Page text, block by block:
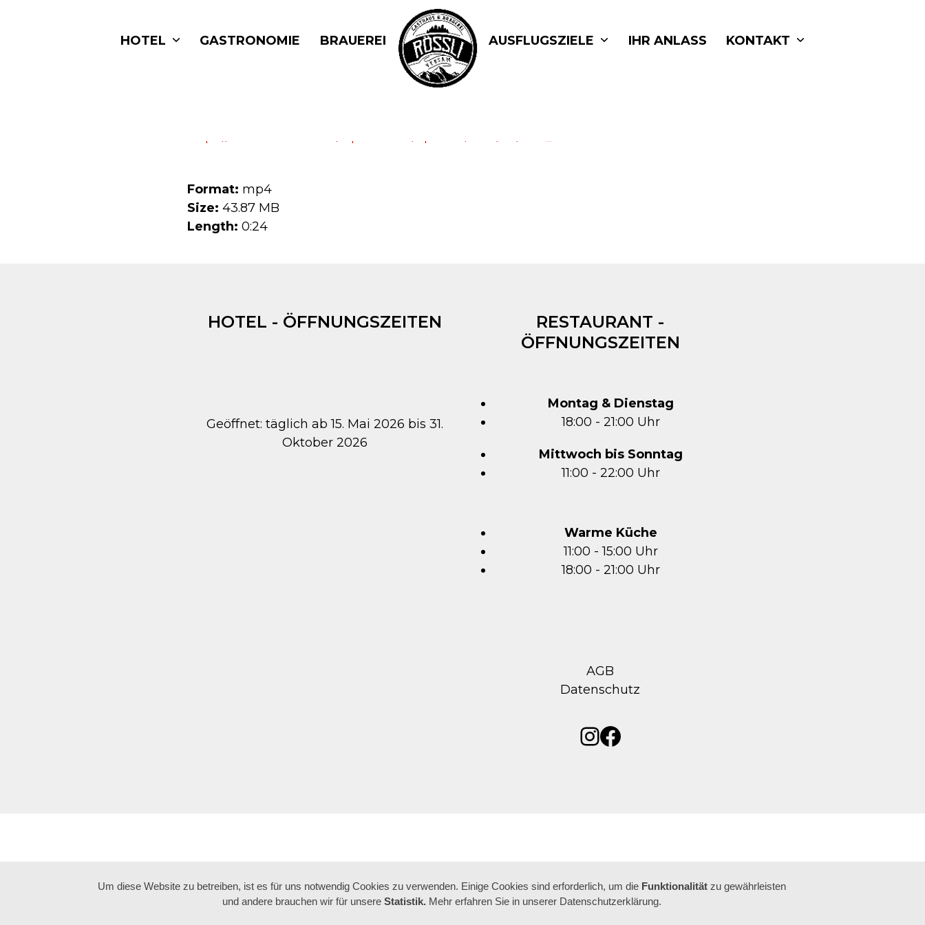
HOTEL GASTRONOMIE BRAUEREI AUSFLUGSZIELE IHR ANLASS KONTAKT
Format: mp4
Size: 43.87 MB
Length: 0:24
HOTEL - ÖFFNUNGSZEITEN
Geöffnet: täglich ab 15. Mai 2026 bis 31.
Oktober 2026
RESTAURANT -
ÖFFNUNGSZEITEN
Montag & Dienstag
18:00 - 21:00 Uhr
Mittwoch bis Sonntag
11:00 - 22:00 Uhr
Warme Küche
11:00 - 15:00 Uhr
18:00 - 21:00 Uhr
AGB
Datenschutz
Instagram
Facebook
Um diese Website zu betreiben, ist es für uns notwendig Cookies zu verwenden. Einige Cookies sind erforderlich, um die Funktionalitätzu gewährleisten
und andere brauchen wir für unsere Statistik. Mehr erfahren Sie in unserer Datenschutzerklärung.